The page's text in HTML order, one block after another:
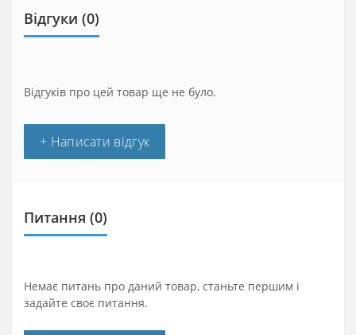
Відгуки (0)
Відгуків про цей товар ще не було.
+ Написати відгук
Питання (0)
Немає питань про даний товар, станьте першим і
задайте своє питання.